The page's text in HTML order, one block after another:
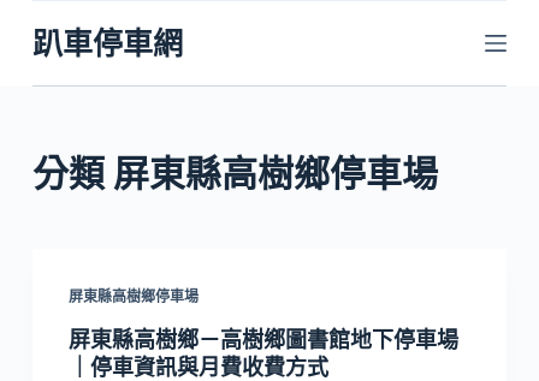
跳
至
主
內
容
趴車停車網
分類屏東縣高樹鄉停車場
屏東縣高樹鄉停車場
屏東縣高樹鄉－高樹鄉圖書館地下停車場
｜停車資訊與月費收費方式